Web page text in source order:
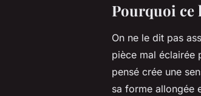
Pourquoi ce
On ne le dit pas
pièce mal éclairée
pensé crée une
sa forme allongée